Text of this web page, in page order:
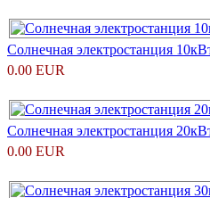
Солнечная электростанция
0.00 EUR
Солнечная электростанция
0.00 EUR